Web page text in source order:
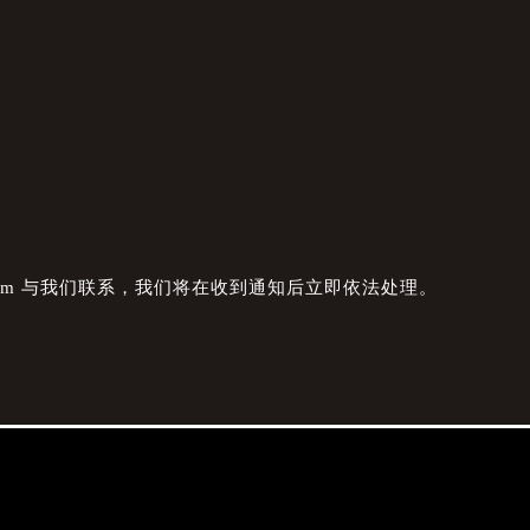
与我们联系，我们将在收到通知后立即依法处理。